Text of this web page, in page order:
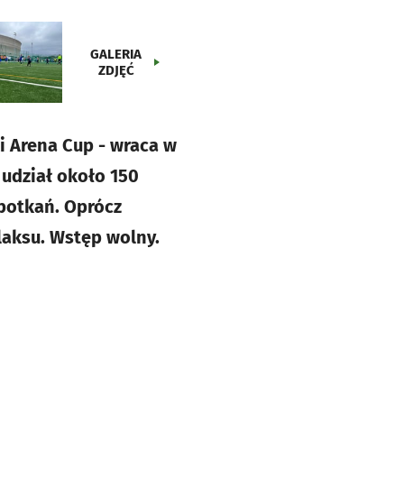
GALERIA
ZDJĘĆ
Cup - wraca w
około 150
Oprócz
Wstęp wolny.